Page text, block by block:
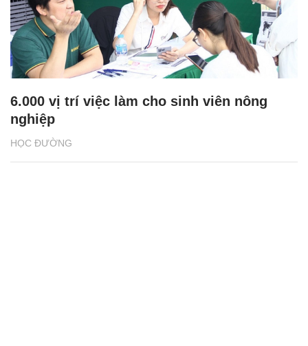
HỌC ĐƯỜNG
6.000 vị trí việc làm cho sinh viên nông
nghiệp